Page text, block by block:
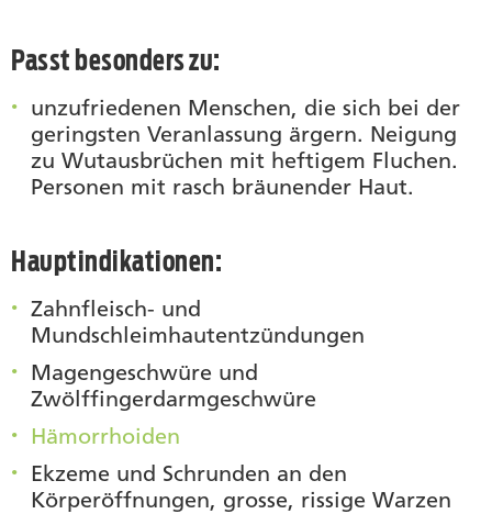
Passt besonders zu:
unzufriedenen Menschen, die sich bei der
geringsten Veranlassung ärgern. Neigung
zu Wutausbrüchen mit heftigem Fluchen.
Personen mit rasch bräunender Haut.
Hauptindikationen:
Zahnfleisch- und
Mundschleimhautentzündungen
Magengeschwüre und
Zwölffingerdarmgeschwüre
Hämorrhoiden
Ekzeme und Schrunden an den
Körperöffnungen, grosse, rissige Warzen